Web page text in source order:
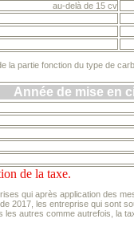
au-delà de 15 cv
la partie fonction du type de
Année de mise en
de la taxe.
qui après application des
2017, les entreprise qui sont
les autres comme autrefois, la